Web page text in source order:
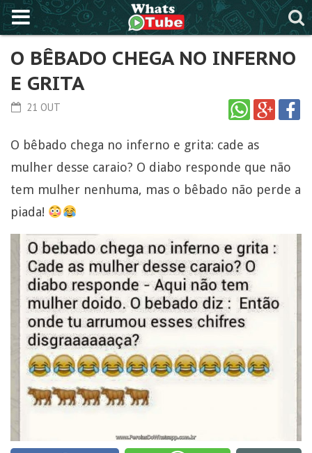
O BÊBADO CHEGA NO INFERNO
E GRITA
21 OUT
O bêbado chega no inferno e grita: cade as
mulher desse caraio? O diabo responde que não
tem mulher nenhuma, mas o bêbado não perde a
piada!